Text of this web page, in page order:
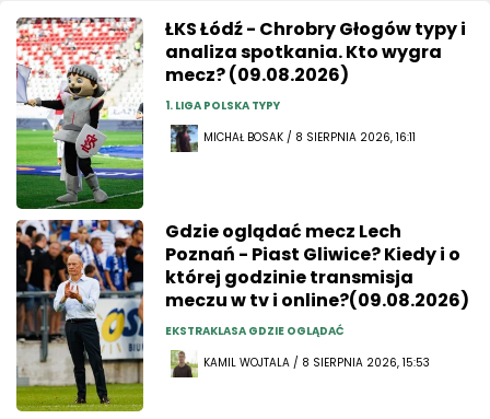
ŁKS Łódź - Chrobry Głogów typy i
analiza spotkania. Kto wygra
mecz? (09.08.2026)
1. LIGA POLSKA TYPY
MICHAŁ BOSAK / 8 SIERPNIA 2026, 16:11
Gdzie oglądać mecz Lech
Poznań - Piast Gliwice? Kiedy i o
której godzinie transmisja
meczu w tv i online?(09.08.2026)
EKSTRAKLASA GDZIE OGLĄDAĆ
KAMIL WOJTALA / 8 SIERPNIA 2026, 15:53